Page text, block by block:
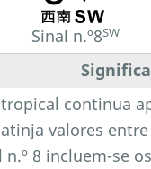
Sinal n.º8SW
continua
valores
8 incluem-se